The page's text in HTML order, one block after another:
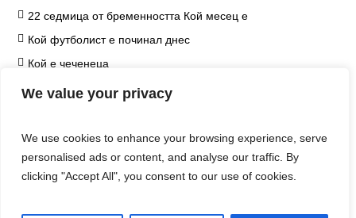
We value your privacy
We use cookies to enhance your browsing experience, serve
personalised ads or content, and analyse our traffic. By
clicking "Accept All", you consent to our use of cookies.
22 седмица от бременността Кой месец е
Кой футболист е починал днес
Кой е чеченеца
на Кой козметичен продукт чърчил не е наложил
ограничение
Кой е хитлер